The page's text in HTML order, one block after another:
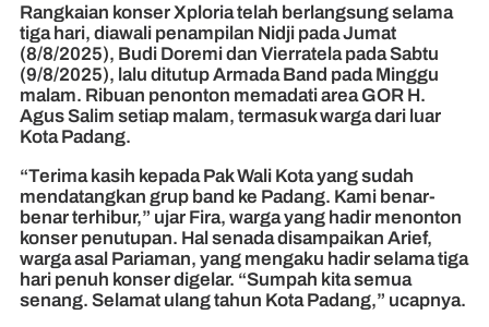
Rangkaian konser Xploria telah berlangsung selama
tiga hari, diawali penampilan Nidji pada Jumat
(8/8/2025), Budi Doremi dan Vierratela pada Sabtu
(9/8/2025), lalu ditutup Armada Band pada Minggu
malam. Ribuan penonton memadati area GOR H.
Agus Salim setiap malam, termasuk warga dari luar
Kota Padang.
“Terima kasih kepada Pak Wali Kota yang sudah
mendatangkan grup band ke Padang. Kami benar-
benar terhibur,” ujar Fira, warga yang hadir menonton
konser penutupan. Hal senada disampaikan Arief,
warga asal Pariaman, yang mengaku hadir selama tiga
hari penuh konser digelar. “Sumpah kita semua
senang. Selamat ulang tahun Kota Padang,” ucapnya.